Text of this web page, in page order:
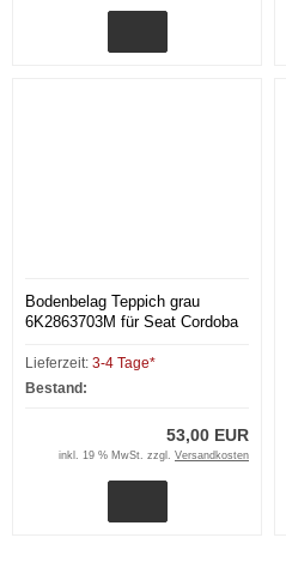
Bodenbelag Teppich grau
6K2863703M für Seat Cordoba
Lieferzeit: 3-4 Tage*
Bestand:
53,00 EUR
inkl. 19 % MwSt. zzgl. Versandkosten